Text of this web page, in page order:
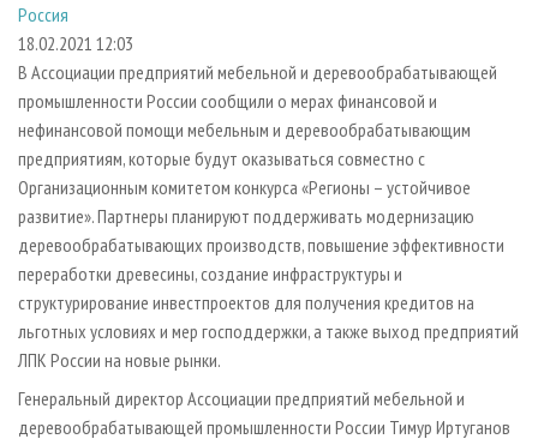
СУШКА ДРЕВЕСИНЫ
ПРОИЗВОДСТВО ДРЕВЕСНЫХ ПЛИТ
ДЕРЕВЯННОЕ ДОМОСТРОЕНИЕ
ПРОИЗВОДСТВО МЕБЕЛИ
БИОЭНЕРГЕТИКА
ЦБП
ИНСТРУМЕНТ И МАТЕРИАЛЫ
ПЕРСОНЫ
МОБИЛЬНЫЕ ВЫСТАВКИ
ОФИЦИАЛЬНЫЕ ДЕЛЕГАЦИИ
ПРИОРИТЕТНЫЕ ИНВЕСТПРОЕКТЫ
RUSSIAN FORESTRY REVIEW
ГАЗЕТА ЛЕСПРОМФОРУМ
БИБЛИОТЕКА СПЕЦИАЛИСТА
КОНТАКТЫ
РЕКЛАМА
РЕКЛАМА НА САЙТЕ
Россия
18.02.2021 12:03
В Ассоциации предприятий мебельной и деревообрабатывающей
промышленности России сообщили о мерах финансовой и
нефинансовой помощи мебельным и деревообрабатывающим
предприятиям, которые будут оказываться совместно с
Организационным комитетом конкурса «Регионы – устойчивое
развитие». Партнеры планируют поддерживать модернизацию
деревообрабатывающих производств, повышение эффективности
переработки древесины, создание инфраструктуры и
структурирование инвестпроектов для получения кредитов на
льготных условиях и мер господдержки, а также выход предприятий
ЛПК России на новые рынки.
Генеральный директор Ассоциации предприятий мебельной и
деревообрабатывающей промышленности России Тимур Иртуганов